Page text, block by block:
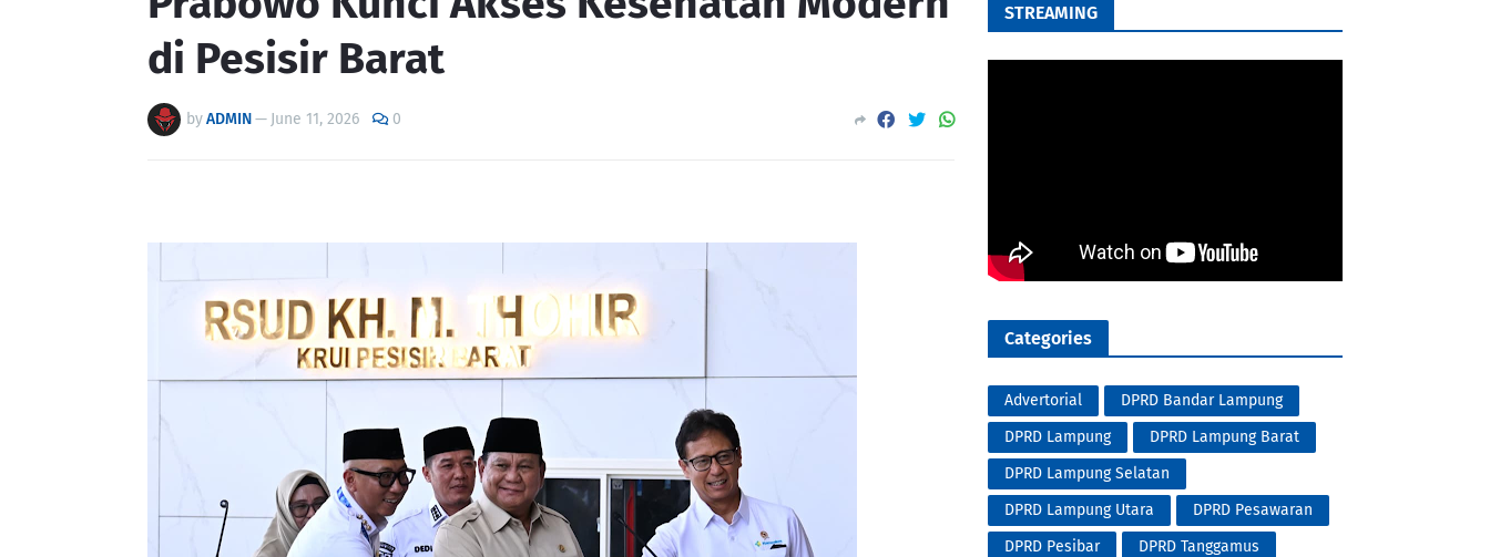
di Pesisir Barat
byADMIN— June 11, 2026 0
STREAMING
Categories
Advertorial
DPRD Bandar Lampung
DPRD Lampung
DPRD Lampung Barat
DPRD Lampung Selatan
DPRD Lampung Utara
DPRD Pesawaran
DPRD Pesibar
DPRD Tanggamus